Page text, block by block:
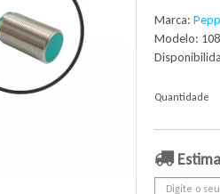
Marca:
Modelo:
Quantidade